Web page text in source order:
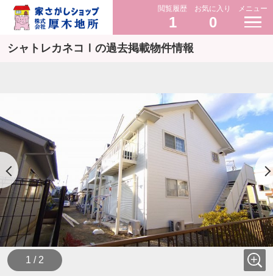
閲覧履歴
1
お気に入り
0
メニュー
シャトレカネコⅠの過去掲載物件情報
1 / 2